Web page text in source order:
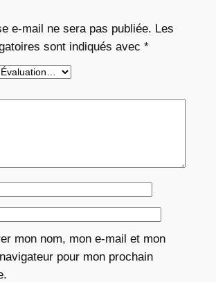
e-mail ne sera pas publiée. Les
sont indiqués avec *
mon nom, mon e-mail et mon
pour mon prochain